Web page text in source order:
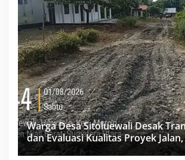
Warga Desa Sitoluewali Desak
dan Evaluasi Kualitas Proyek
Minim Informasi